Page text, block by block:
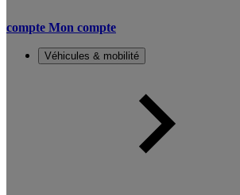
compte Mon compte
Véhicules & mobilité